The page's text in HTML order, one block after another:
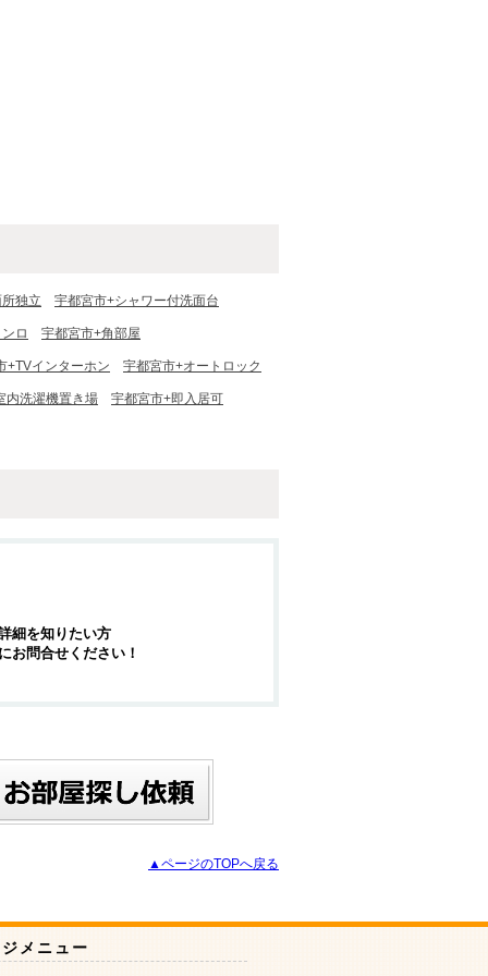
独立 宇都宮市+シャワー付洗面台
ロ 宇都宮市+角部屋
+TVインターホン 宇都宮市+オートロック
内洗濯機置き場 宇都宮市+即入居可
細を知りたい方
お問合せください！
▲ページのTOPへ戻る
メニュー